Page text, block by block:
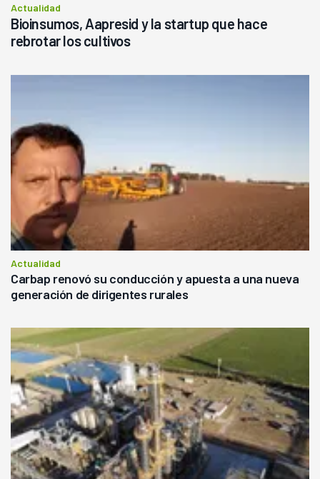
Actualidad
Bioinsumos, Aapresid y la startup que hace
rebrotar los cultivos
Actualidad
Carbap renovó su conducción y apuesta a una nueva
generación de dirigentes rurales